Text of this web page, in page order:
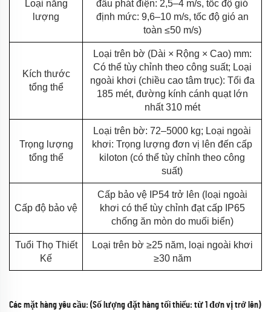
Loại năng
lượng
đầu phát điện: 2,5–4 m/s, tốc độ gió
định mức: 9,6–10 m/s, tốc độ gió an
toàn ≤50 m/s)
Kích thước
tổng thể
Loại trên bờ (Dài × Rộng × Cao) mm:
Có thể tùy chỉnh theo công suất; Loại
ngoài khơi (chiều cao tâm trục): Tối đa
185 mét, đường kính cánh quạt lớn
nhất 310 mét
Trọng lượng
tổng thể
Loại trên bờ: 72–5000 kg; Loại ngoài
khơi: Trọng lượng đơn vị lên đến cấp
kiloton (có thể tùy chỉnh theo công
suất)
Cấp độ bảo vệ
Cấp bảo vệ IP54 trở lên (loại ngoài
khơi có thể tùy chỉnh đạt cấp IP65
chống ăn mòn do muối biển)
Tuổi Thọ Thiết
Kế
Loại trên bờ ≥25 năm, loại ngoài khơi
≥30 năm
Các mặt hàng yêu cầu: (Số lượng đặt hàng tối thiểu: từ 1 đơn vị trở lên)